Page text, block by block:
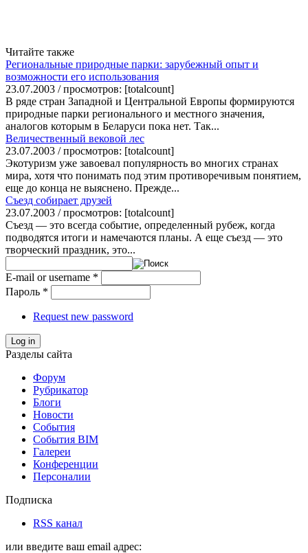
Читайте также
Региональные природные парки: зарубежный опыт и
возможности его использования
23.07.2003 / просмотров: [totalcount]
В ряде стран Западной и Центральной Европы формируются
природные парки регионального и местного значения,
аналогов которым в Беларуси пока нет. Так...
Величественный вековой лес
23.07.2003 / просмотров: [totalcount]
Экотуризм уже завоевал популярность во многих странах
мира, хотя что понимать под этим противоречивым понятием,
еще до конца не выяснено. Прежде...
Съезд собирает друзей
23.07.2003 / просмотров: [totalcount]
Съезд — это всегда событие, определенный рубеж, когда
подводятся итоги и намечаются планы. А еще съезд — это
творческий праздник, это...
E-mail or username *
Пароль *
Request new password
Log in
Разделы сайта
Форум
Рубрикатор
Блоги
Новости
События
События BIM
Галереи
Конференции
Персоналии
Подписка
RSS канал
или введите ваш email адрес: